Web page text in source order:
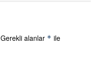
Gerekli alanlar * ile